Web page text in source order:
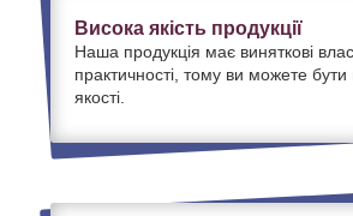
Висока якість продукції
Наша продукція має виняткові
практичності, тому ви можете бути
якості.